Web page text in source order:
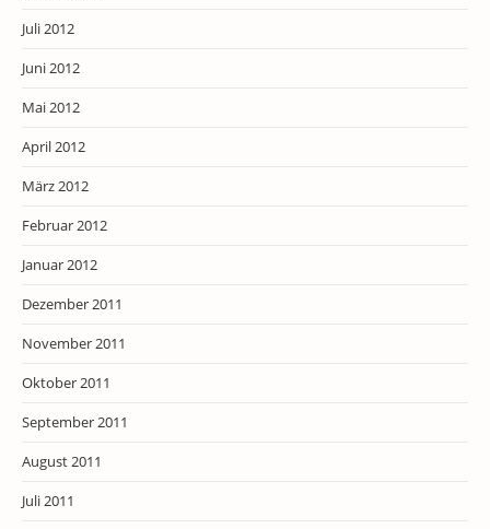
Juli 2012
Juni 2012
Mai 2012
April 2012
März 2012
Februar 2012
Januar 2012
Dezember 2011
November 2011
Oktober 2011
September 2011
August 2011
Juli 2011